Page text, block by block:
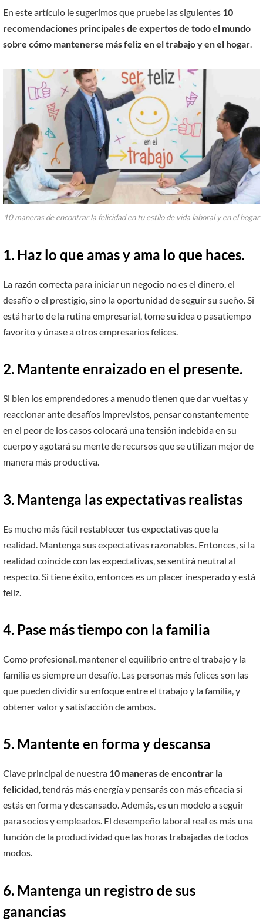
En este artículo le sugerimos que pruebe las siguientes 10
recomendaciones principales de expertos de todo el mundo
sobre cómo mantenerse más feliz en el trabajo y en el hogar.
10 maneras de encontrar la felicidad en tu estilo de vida laboral y en el hogar
1. Haz lo que amas y ama lo que haces.
La razón correcta para iniciar un negocio no es el dinero, el
desafío o el prestigio, sino la oportunidad de seguir su sueño. Si
está harto de la rutina empresarial, tome su idea o pasatiempo
favorito y únase a otros empresarios felices.
2. Mantente enraizado en el presente.
Si bien los emprendedores a menudo tienen que dar vueltas y
reaccionar ante desafíos imprevistos, pensar constantemente
en el peor de los casos colocará una tensión indebida en su
cuerpo y agotará su mente de recursos que se utilizan mejor de
manera más productiva.
3. Mantenga las expectativas realistas
Es mucho más fácil restablecer tus expectativas que la
realidad. Mantenga sus expectativas razonables. Entonces, si la
realidad coincide con las expectativas, se sentirá neutral al
respecto. Si tiene éxito, entonces es un placer inesperado y está
feliz.
4. Pase más tiempo con la familia
Como profesional, mantener el equilibrio entre el trabajo y la
familia es siempre un desafío. Las personas más felices son las
que pueden dividir su enfoque entre el trabajo y la familia, y
obtener valor y satisfacción de ambos.
5. Mantente en forma y descansa
Clave principal de nuestra 10 maneras de encontrar la
felicidad, tendrás más energía y pensarás con más eficacia si
estás en forma y descansado. Además, es un modelo a seguir
para socios y empleados. El desempeño laboral real es más una
función de la productividad que las horas trabajadas de todos
modos.
6. Mantenga un registro de sus
ganancias